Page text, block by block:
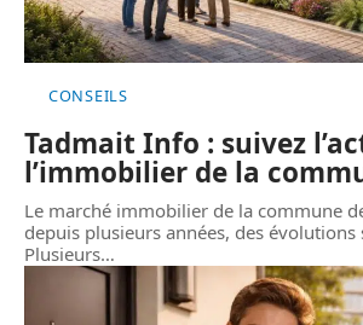
CONSEILS
Tadmait Info : suivez
l’immobilier de la
Le marché immobilier de la commune
depuis plusieurs années, des évolutions
Plusieurs…